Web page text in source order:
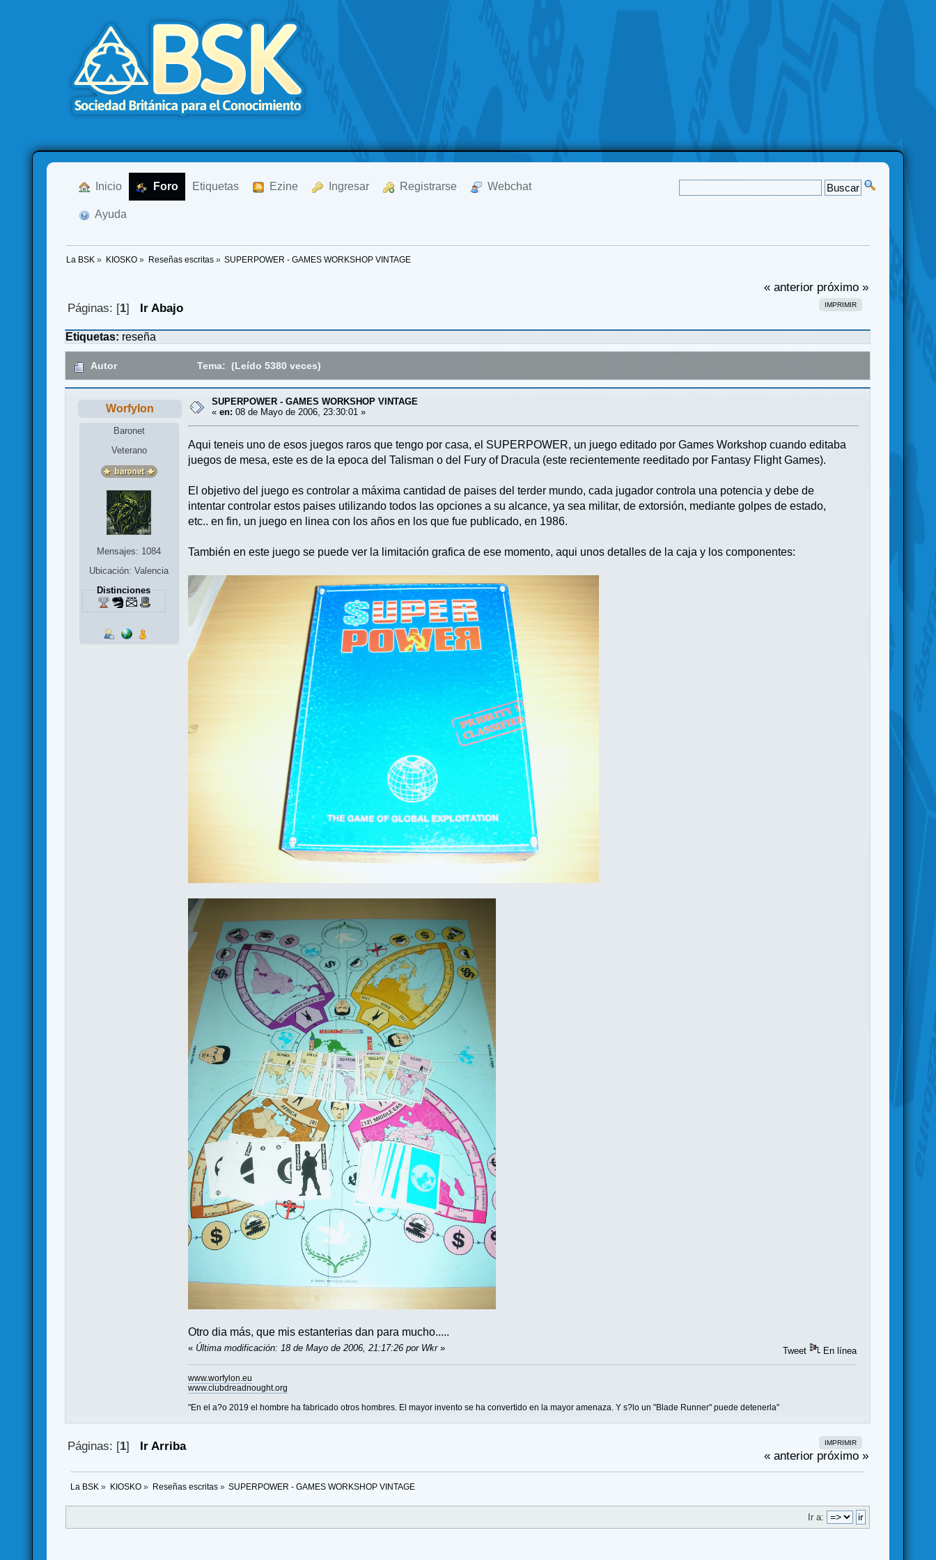
Inicio Foro Etiquetas Ezine Ingresar Registrarse Webchat
Ayuda
La BSK » KIOSKO» Reseñas escritas» SUPERPOWER - GAMES WORKSHOP VINTAGE
« anterior próximo »
IMPRIMIR
Páginas: [1] Ir Abajo
Etiquetas: reseña
Autor Tema: (Leído 5380 veces)
Worfylon
Baronet
Veterano
Mensajes: 1084
Ubicación: Valencia
Distinciones
SUPERPOWER - GAMES WORKSHOP VINTAGE
«en: 08 de Mayo de 2006, 23:30:01 »
Aqui teneis uno de esos juegos raros que tengo por casa, el SUPERPOWER, un juego editado por Games Workshop cuando editaba
juegos de mesa, este es de la epoca del Talisman o del Fury of Dracula (este recientemente reeditado por Fantasy Flight Games).
El objetivo del juego es controlar a máxima cantidad de paises del terder mundo, cada jugador controla una potencia y debe de
intentar controlar estos paises utilizando todos las opciones a su alcance, ya sea militar, de extorsión, mediante golpes de estado,
etc.. en fin, un juego en linea con los años en los que fue publicado, en 1986.
También en este juego se puede ver la limitación grafica de ese momento, aqui unos detalles de la caja y los componentes:
Otro dia más, que mis estanterias dan para mucho.....
« Última modificación: 18 de Mayo de 2006, 21:17:26 por Wkr» Tweet En línea
www.worfylon.eu
www.clubdreadnought.org
"En el a?o 2019 el hombre ha fabricado otros hombres. El mayor invento se ha convertido en la mayor amenaza. Y s?lo un "Blade Runner" puede detenerla"
IMPRIMIR
Páginas: [1] Ir Arriba
« anterior próximo »
La BSK » KIOSKO» Reseñas escritas» SUPERPOWER - GAMES WORKSHOP VINTAGE
Ir a: